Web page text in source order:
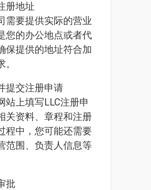
册地址
需要提供实际的营业
您的办公地点或者代
保提供的地址符合加
提交注册申请
站上填写LLC注册申
关资料、章程和注册
程中，您可能还需要
范围、负责人信息等
批